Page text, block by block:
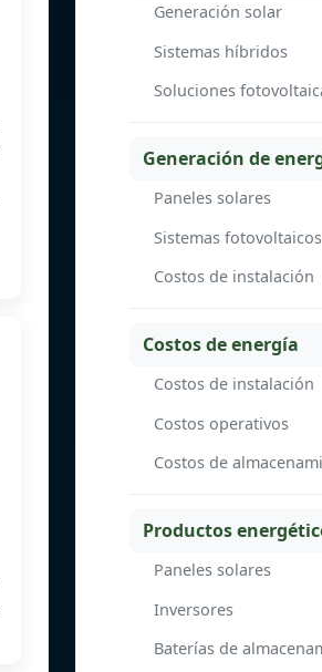
Generación solar
Sistemas híbridos
Soluciones
Generación de
Paneles solares
Sistemas fotovoltaicos
Costos de instalación
Costos de energía
Costos de instalación
Costos operativos
Costos de
Productos
Paneles solares
Inversores
Baterías de